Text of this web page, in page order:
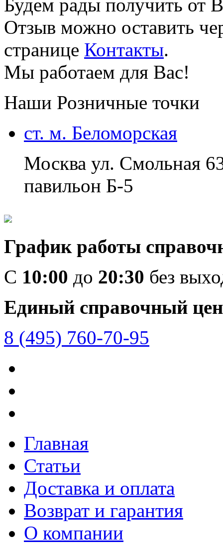
Будем рады получить от
Отзыв можно оставить
странице Контакты.
Мы работаем для Вас!
Наши Розничные точки
ст. м. Беломорская
Москва ул. Смольная
павильон Б-5
График работы
C 10:00 до 20:30 без
Единый справочный
8 (495) 760-70-95
Главная
Статьи
Доставка и оплата
Возврат и гарантия
О компании